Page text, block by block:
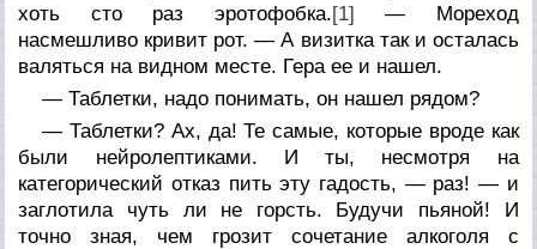
хоть сто раз эротофобка.[1] — Мореход
насмешливо кривит рот. — А визитка так и осталась
валяться на видном месте. Гера ее и нашел.
— Таблетки, надо понимать, он нашел рядом?
— Таблетки? Ах, да! Те самые, которые вроде как
были нейролептиками. И ты, несмотря на
категорический отказ пить эту гадость, — раз! — и
заглотила чуть ли не горсть. Будучи пьяной! И
точно зная, чем грозит сочетание алкоголя с